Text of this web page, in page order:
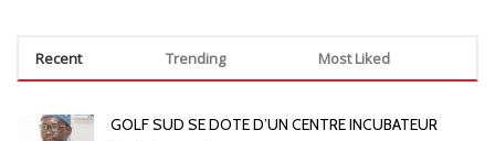
Recent Trending Most Liked
GOLF SUD SE DOTE D’UN CENTRE INCUBATEUR